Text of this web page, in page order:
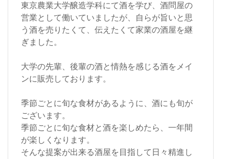
東京農業大学醸造学科にて酒を学び、酒問屋の
営業として働いていましたが、自らが旨いと思
う酒を売りたくて、伝えたくて家業の酒屋を継
ぎました。
大学の先輩、後輩の酒と情熱を感じる酒をメイ
ンに販売しております。
季節ごとに旬な食材があるように、酒にも旬が
ございます。
季節ごとに旬な食材と酒を楽しめたら、一年間
が楽しくなります。
そんな提案が出来る酒屋を目指して日々精進し